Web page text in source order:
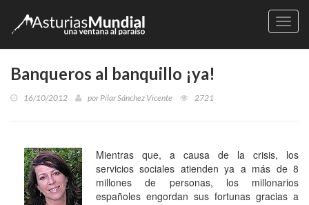
Banqueros al banquillo ¡ya!
16/10/2012 porPilar Sánchez Vicente 2721
Mientras que, a causa de la crisis, los
servicios sociales atienden ya a más de 8
millones de personas, los millonarios
españoles engordan sus fortunas gracias a